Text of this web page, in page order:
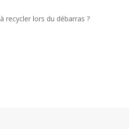
recycler lors du débarras ?